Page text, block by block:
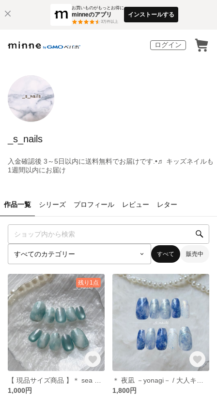
お買いものがもっとお得に
minneのアプリ
3万件以上
インストールする
ログイン
_s_nails
入金確認後 3～5日以内に送料無料‪でお届け‪です‎.•♬ キッズネイルも
1週間以内にお届け
作品一覧 シリーズ プロフィール レビュー レター
すべて 販売中
残り1点
1,000円
1,800円